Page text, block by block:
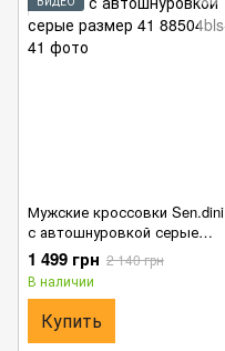
Мужские кроссовки Sen.dini
с автошнуровкой серые
размер 41
1 499 грн 2 140 грн
В наличии
Купить